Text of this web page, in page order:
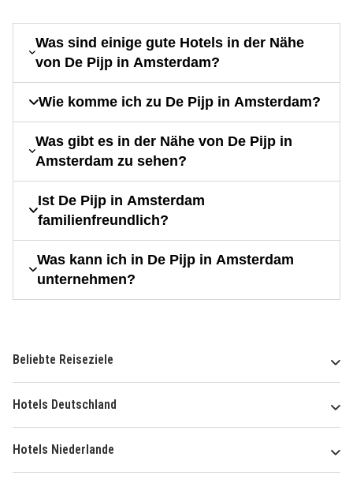
Was sind einige gute Hotels in der Nähe
von De Pijp in Amsterdam?
Wie komme ich zu De Pijp in Amsterdam?
Was gibt es in der Nähe von De Pijp in
Amsterdam zu sehen?
Ist De Pijp in Amsterdam
familienfreundlich?
Was kann ich in De Pijp in Amsterdam
unternehmen?
Beliebte Reiseziele
Hotels Deutschland
Hotels Niederlande